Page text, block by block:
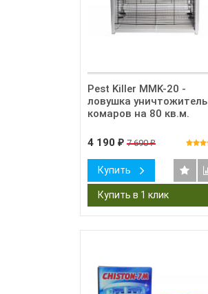
Pest Killer MMK-20 -
ловушка уничтожитель
комаров на 80 кв.м.
4 190 ₽ 7 690₽
Купить